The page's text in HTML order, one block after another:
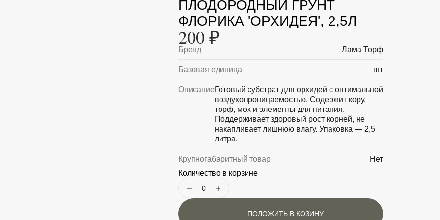
ПЛОДОРОДНЫЙ ГРУНТ
ФЛОРИКА 'ОРХИДЕЯ', 2,5Л
200 ₽
Бренд Лама Торф
Базовая единица шт
ОписаниеГотовый субстрат для орхидей с оптимальной
воздухопроницаемостью. Содержит кору,
торф, мох и элементы для питания.
Поддерживает здоровый рост корней, не
накапливает лишнюю влагу. Упаковка — 2,5
литра.
Крупногабаритный товар
Нет
Количество в корзине
ПОЛОЖИТЬ В КОЗИНУ